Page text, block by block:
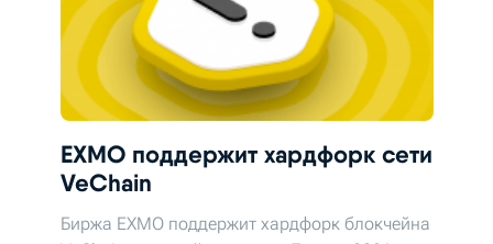
EXMO поддержит хардфорк сети
VeChain
Биржа EXMO поддержит хардфорк блокчейна